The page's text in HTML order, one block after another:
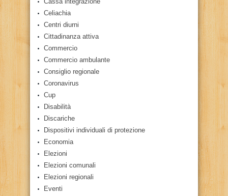
Celiachia
Centri diurni
Cittadinanza attiva
Commercio
Commercio ambulante
Consiglio regionale
Coronavirus
Cup
Disabilità
Discariche
Dispositivi individuali di protezione
Economia
Elezioni
Elezioni comunali
Elezioni regionali
Eventi